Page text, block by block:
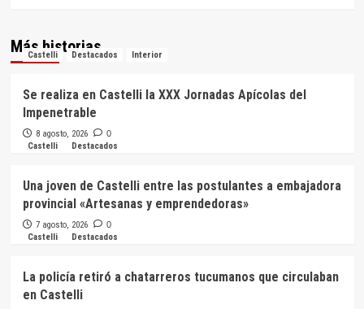
Más historias
Castelli Destacados Interior
Se realiza en Castelli la XXX Jornadas Apícolas del
Impenetrable
8 agosto, 2026 0
Castelli Destacados
Una joven de Castelli entre las postulantes a embajadora
provincial «Artesanas y emprendedoras»
7 agosto, 2026 0
Castelli Destacados
La policía retiró a chatarreros tucumanos que circulaban
en Castelli